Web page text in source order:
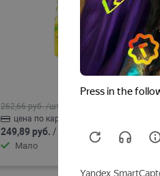
262,66 руб. /шт
цена по карте Снегири:
249,89 руб. /
Мало В корзину